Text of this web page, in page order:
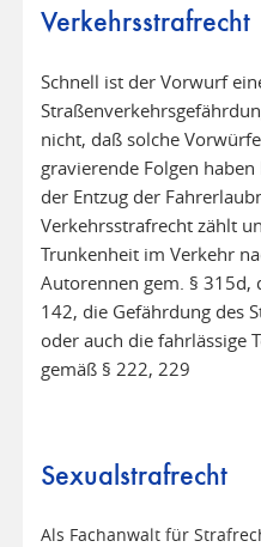
Verkehrsstrafrecht
Schnell ist der Vorwurf
nicht, daß solche
gravierende Folgen
der Entzug der
Verkehrsstrafrecht zählt
Trunkenheit im Verkehr
Autorennen gem. § 315d,
142, die Gefährdung des
oder auch die fahrlässige
gemäß § 222, 229
Sexualstrafrecht
Als Fachanwalt für